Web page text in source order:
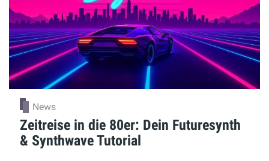
News
Zeitreise in die 80er: Dein Futuresynth
& Synthwave Tutorial